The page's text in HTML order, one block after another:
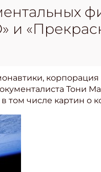
и
корпорация
Тони
числе картин о